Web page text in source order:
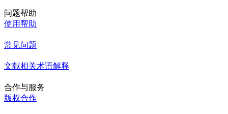
问题帮助
使用帮助
常见问题
文献相关术语解释
合作与服务
版权合作